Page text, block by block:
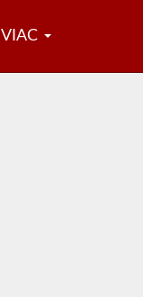
VIAC